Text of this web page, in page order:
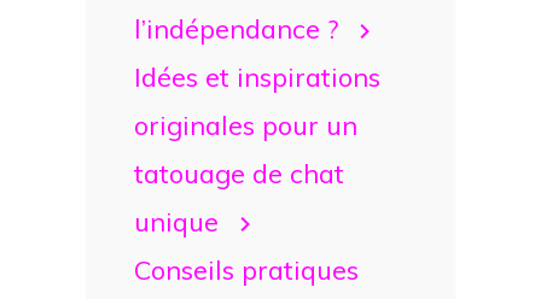
l’indépendance ?
Idées et inspirations
originales pour un
tatouage de chat
unique
Conseils pratiques